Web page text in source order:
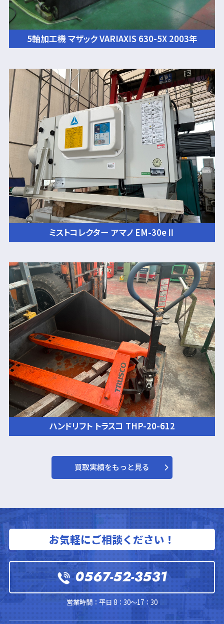
5軸加工機 マザック VARIAXIS 630-5X 2003年
ミストコレクター アマノ EM-30eⅡ
ハンドリフト トラスコ THP-20-612
買取実績をもっと見る
お気軽にご相談ください！
0567-52-3531
営業時間：平日 8：30～17：30